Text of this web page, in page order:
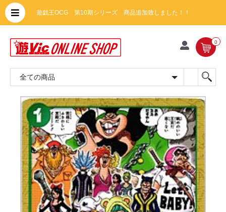
遊戯王OCG 第10期シリーズ 商品追加致しました！！
0